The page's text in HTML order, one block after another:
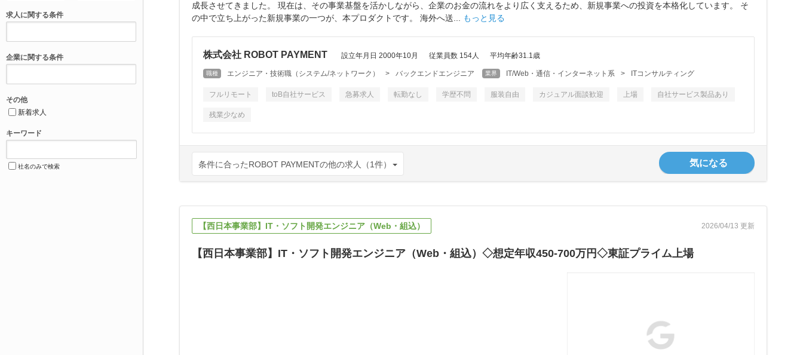
求人に関する条件
企業に関する条件
その他
新着求人
キーワード
社名のみで検索
成長させてきました。 現在は、その事業基盤を活かしながら、企業のお金の流れをより広く支えるため、新規事業への投資を本格化しています。 そ
の中で立ち上がった新規事業の一つが、本プロダクトです。 海外へ送...
もっと見る
株式会社 ROBOT PAYMENT 設立年月日 2000年10月 従業員数 154人 平均年齢31.1歳
職種 エンジニア・技術職（システム/ネットワーク） > バックエンドエンジニア 業界 IT/Web・通信・インターネット系 > ITコンサルティング
フルリモート toB自社サービス 急募求人 転勤なし 学歴不問 服装自由 カジュアル面談歓迎 上場 自社サービス製品あり
残業少なめ
条件に合ったROBOT PAYMENTの他の求人（1件） 気になる
【西日本事業部】IT・ソフト開発エンジニア（Web・組込） 2026/04/13 更新
【西日本事業部】IT・ソフト開発エンジニア（Web・組込）◇想定年収450-700万円◇東証プライム上場